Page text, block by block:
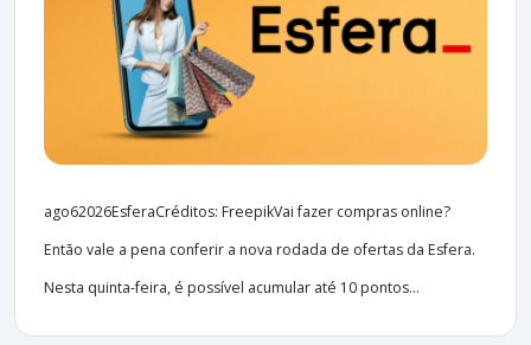
ago62026EsferaCréditos: FreepikVai fazer compras online?
Então vale a pena conferir a nova rodada de ofertas da Esfera.
Nesta quinta-feira, é possível acumular até 10 pontos...